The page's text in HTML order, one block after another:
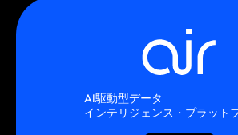
AI駆動型データ
インテリジェンス・プラット